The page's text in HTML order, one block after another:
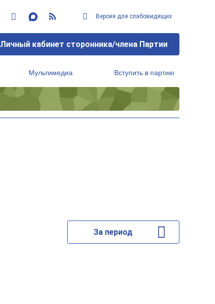
Версия для слабовидящих
Личный кабинет сторонника/члена Партии
Мультимедиа Вступить в партию
За период